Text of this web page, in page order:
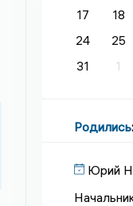
17
18
24
25
31
1
Родились:
Юрий